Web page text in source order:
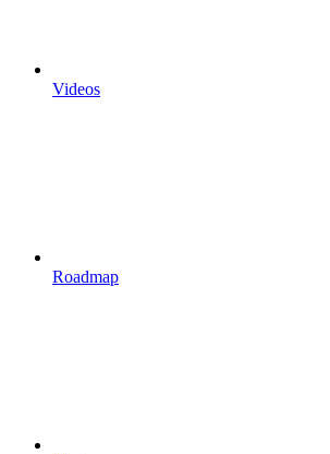
Videos
Roadmap